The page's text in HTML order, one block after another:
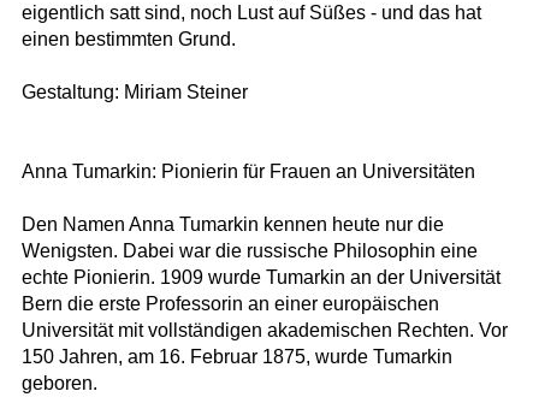
eigentlich satt sind, noch Lust auf Süßes - und das hat
einen bestimmten Grund.
Gestaltung: Miriam Steiner
Anna Tumarkin: Pionierin für Frauen an Universitäten
Den Namen Anna Tumarkin kennen heute nur die
Wenigsten. Dabei war die russische Philosophin eine
echte Pionierin. 1909 wurde Tumarkin an der Universität
Bern die erste Professorin an einer europäischen
Universität mit vollständigen akademischen Rechten. Vor
150 Jahren, am 16. Februar 1875, wurde Tumarkin
geboren.